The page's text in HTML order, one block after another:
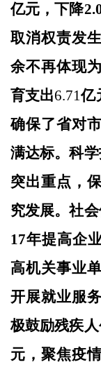
亿元，下降
取消权责发
余不再体现
育支出6.71亿
确保了省对
满达标。科
突出重点，
究发展。社
17年提高企
高机关事业
开展就业服
极鼓励残疾
元，聚焦疫